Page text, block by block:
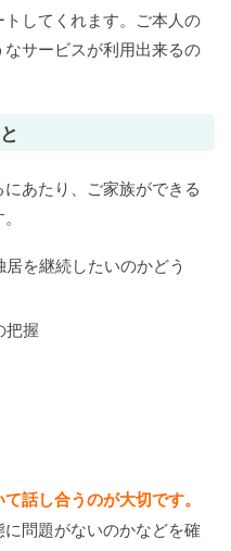
してくれます。ご本人の
サービスが利用出来るの
あたり、ご家族ができる
を継続したいのかどう
把握
話し合うのが大切です。
問題がないのかなどを確